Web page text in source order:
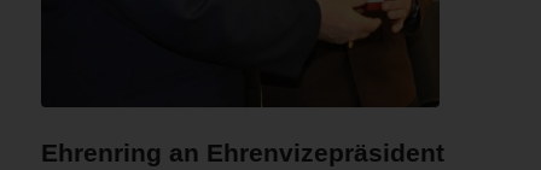
Ehrenring an Ehrenvizepräsident